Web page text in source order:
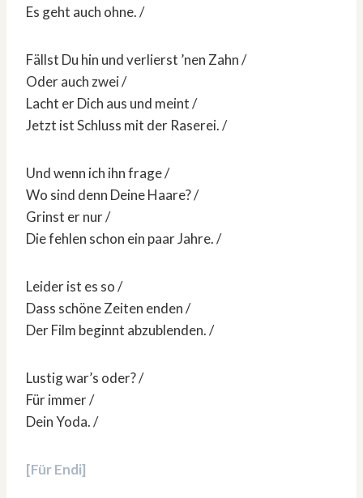
Es geht auch ohne. /
Fällst Du hin und verlierst ’nen Zahn /
Oder auch zwei /
Lacht er Dich aus und meint /
Jetzt ist Schluss mit der Raserei. /
Und wenn ich ihn frage /
Wo sind denn Deine Haare? /
Grinst er nur /
Die fehlen schon ein paar Jahre. /
Leider ist es so /
Dass schöne Zeiten enden /
Der Film beginnt abzublenden. /
Lustig war’s oder? /
Für immer /
Dein Yoda. /
[Für Endi]